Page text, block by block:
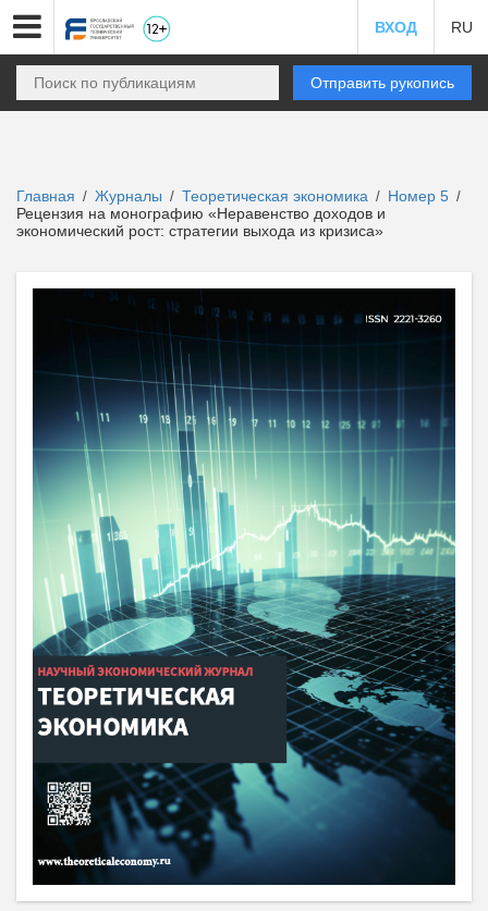
ВХОД RU
Отправить рукопись
Главная / Журналы / Теоретическая экономика / Номер 5 /
Рецензия на монографию «Неравенство доходов и
экономический рост: стратегии выхода из кризиса»